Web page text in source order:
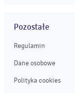
Pozostałe
Regulamin
Dane osobowe
Polityka cookies